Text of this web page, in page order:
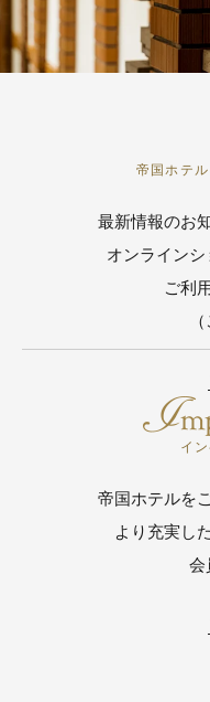
帝国ホテ
最新情報のお
オンライン
ご利
イ
帝国ホテルを
より充実し
会